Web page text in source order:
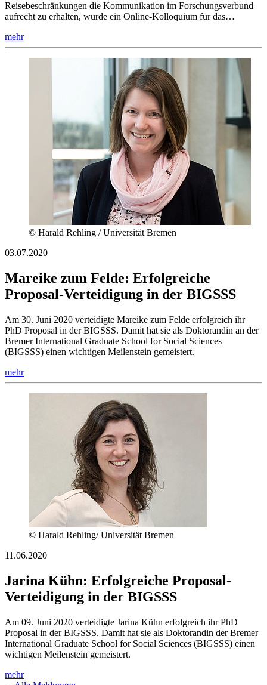
Reisebeschränkungen die Kommunikation im Forschungsverbund
aufrecht zu erhalten, wurde ein Online-Kolloquium für das…
mehr
© Harald Rehling / Universität Bremen
03.07.2020
Mareike zum Felde: Erfolgreiche
Proposal-Verteidigung in der BIGSSS
Am 30. Juni 2020 verteidigte Mareike zum Felde erfolgreich ihr
PhD Proposal in der BIGSSS. Damit hat sie als Doktorandin an der
Bremer International Graduate School for Social Sciences
(BIGSSS) einen wichtigen Meilenstein gemeistert.
mehr
© Harald Rehling/ Universität Bremen
11.06.2020
Jarina Kühn: Erfolgreiche Proposal-
Verteidigung in der BIGSSS
Am 09. Juni 2020 verteidigte Jarina Kühn erfolgreich ihr PhD
Proposal in der BIGSSS. Damit hat sie als Doktorandin der Bremer
International Graduate School for Social Sciences (BIGSSS) einen
wichtigen Meilenstein gemeistert.
mehr